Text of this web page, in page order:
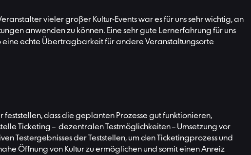
vieler großer Kultur-Events war es für uns sehr wichtig, an
anwenden zu können. Eine sehr gute Lernerfahrung für uns
eine echte Übertragbarkeit für andere Veranstaltungsorte
dass die geplanten Prozesse gut funktionieren,
Ticketing – dezentralen Testmöglichkeiten – Umsetzung vor
Testergebnisses der Teststellen, um den Ticketingprozess und
Öffnung von Kultur zu ermöglichen und somit einen Anreiz